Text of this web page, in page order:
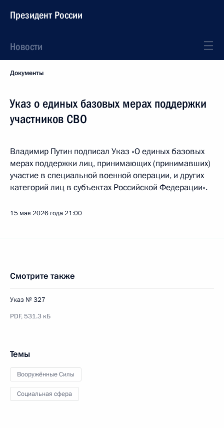
Президент России
Новости
Документы
Указ о единых базовых мерах поддержки
участников СВО
Владимир Путин подписал Указ «О единых базовых
мерах поддержки лиц, принимающих (принимавших)
участие в специальной военной операции, и других
категорий лиц в субъектах Российской Федерации».
15 мая 2026 года21:00
Смотрите также
Указ № 327
PDF,531.3 кБ
Темы
Вооружённые Силы
Социальная сфера